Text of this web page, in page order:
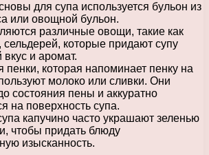
для супа используется бульон из
или овощной бульон.
различные овощи, такие как
сельдерей, которые придают супу
и аромат.
пенки, которая напоминает пенку на
молоко или сливки. Они
состояния пены и аккуратно
на поверхность супа.
капучино часто украшают зеленью
чтобы придать блюду
изысканность.